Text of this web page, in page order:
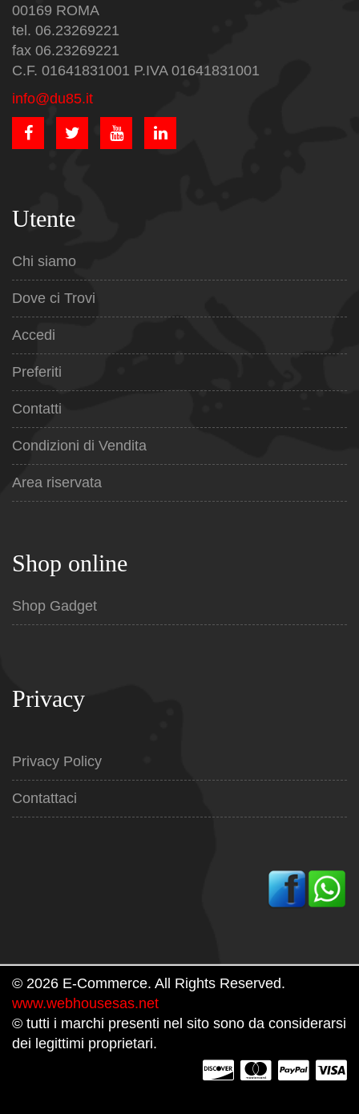
00169 ROMA
tel. 06.23269221
fax 06.23269221
C.F. 01641831001 P.IVA 01641831001
info@du85.it
Utente
Chi siamo
Dove ci Trovi
Accedi
Preferiti
Contatti
Condizioni di Vendita
Area riservata
Shop online
Shop Gadget
Privacy
Privacy Policy
Contattaci
© 2026 E-Commerce. All Rights Reserved.
www.webhousesas.net
© tutti i marchi presenti nel sito sono da considerarsi
dei legittimi proprietari.